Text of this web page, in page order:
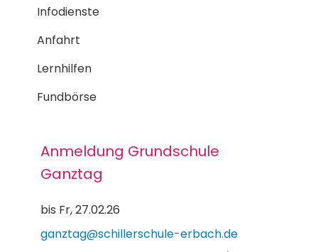
Infodienste
Anfahrt
Lernhilfen
Fundbörse
Anmeldung Grundschule
Ganztag
bis Fr, 27.02.26
ganztag@schillerschule-erbach.de